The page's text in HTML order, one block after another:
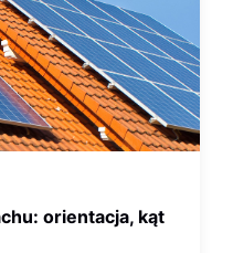
orientacja, kąt